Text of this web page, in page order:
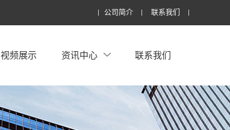
公司简介 联系我们
视频展示 资讯中心 联系我们